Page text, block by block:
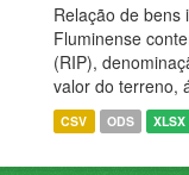
Relação de bens
Fluminense
(RIP),
valor do terreno,
CSV ODS XLSX